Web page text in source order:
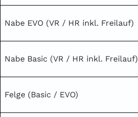
Nabe EVO (VR / HR inkl. Freilauf)
Nabe Basic (VR / HR inkl. Freilauf)
Felge (Basic / EVO)